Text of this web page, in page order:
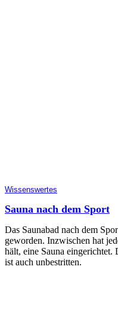
Wissenswertes
Sauna nach dem Sport
Das Saunabad nach dem
geworden. Inzwischen hat
hält, eine Sauna
ist auch unbestritten.